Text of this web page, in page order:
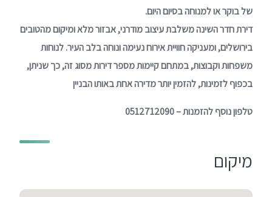
של בוקר או למנוחה בסיום היום.
דירת חדר השינה משלבת עיצוב מודרני, אבזור מלא ומיקום מהטובים
בירושלים, ומעניקה חוויית אירוח נעימה ונוחה בלב העיר. לנוחות
משפחות וקבוצות, במתחם קיימות מספר דירות מסוג זה, כך שניתן,
בכפוף לזמינות, להזמין יותר מדירה אחת באותו הבניין
טלפון נוסף להזמנות – 0512712090
מיקום